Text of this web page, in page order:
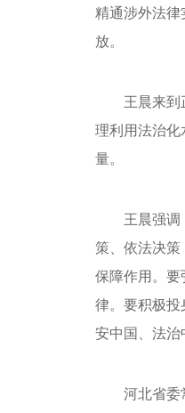
精通涉外法律
放。
王晨来到
理利用法治化
量。
王晨强调
策、依法决策
保障作用。要
律。要积极投
安中国、法治
河北省委